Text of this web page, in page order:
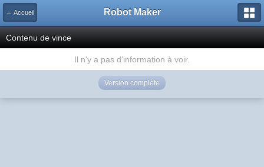
← Accueil Robot Maker
Contenu de vince
Il n'y a pas d'information à voir.
Version complète